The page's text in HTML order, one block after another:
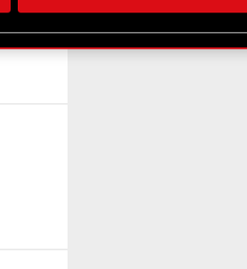
korzystanie z naszej witryny,